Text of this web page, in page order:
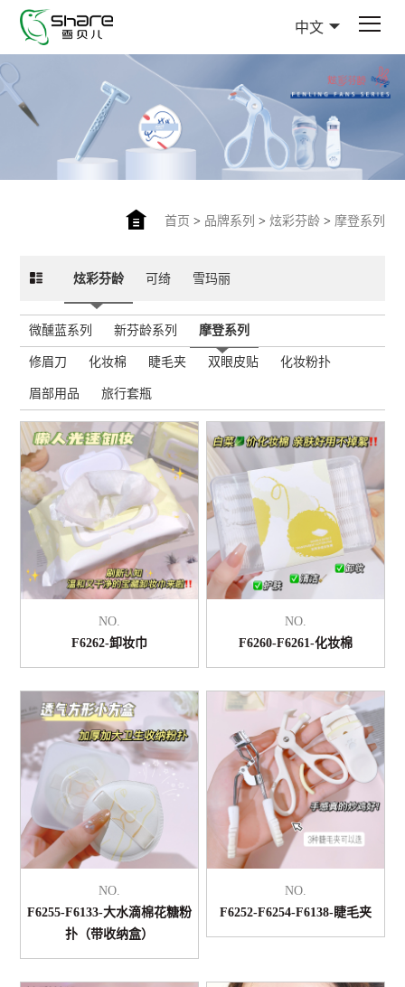
中文
首页 > 品牌系列 > 炫彩芬龄> 摩登系列
炫彩芬龄 可绮 雪玛丽
微醺蓝系列 新芬龄系列 摩登系列
修眉刀 化妆棉 睫毛夹 双眼皮贴 化妆粉扑
眉部用品 旅行套瓶
NO.
F6262-卸妆巾
NO.
F6260-F6261-化妆棉
NO.
F6255-F6133-大水滴棉花糖粉
扑（带收纳盒）
NO.
F6252-F6254-F6138-睫毛夹